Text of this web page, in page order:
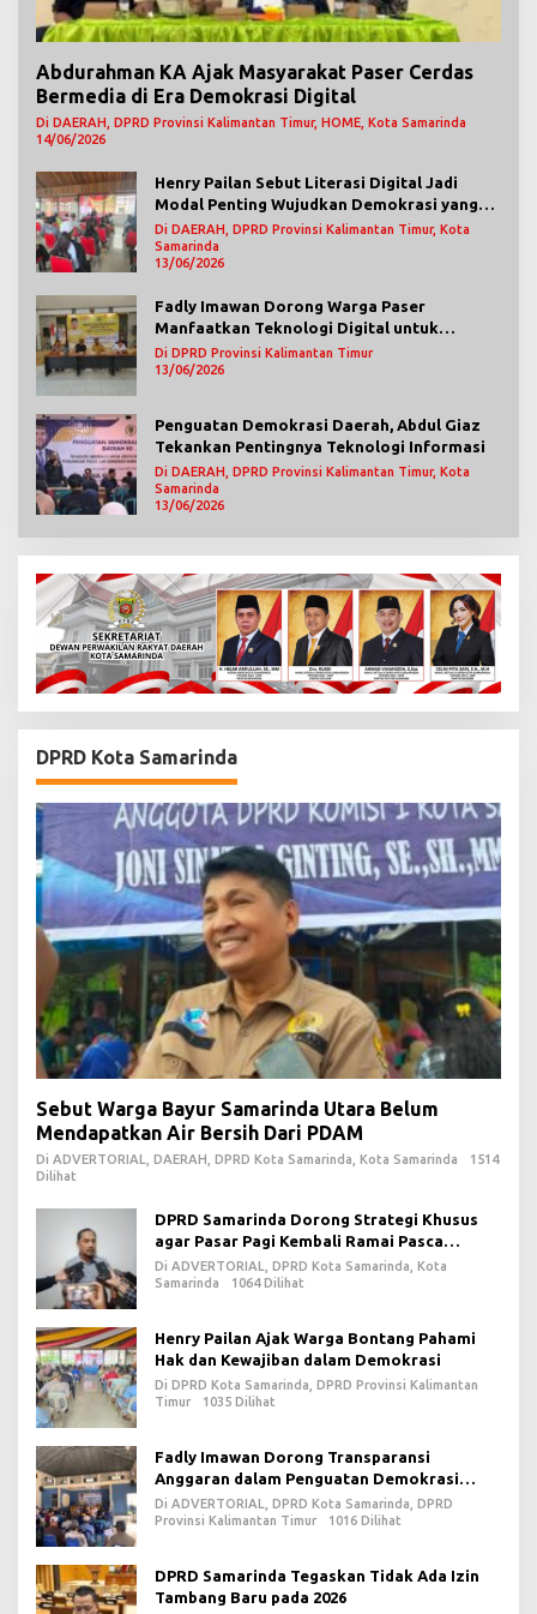
Abdurahman KA Ajak Masyarakat Paser Cerdas
Bermedia di Era Demokrasi Digital
Di DAERAH, DPRD Provinsi Kalimantan Timur, HOME, Kota Samarinda
14/06/2026
Henry Pailan Sebut Literasi Digital Jadi
Modal Penting Wujudkan Demokrasi yang
Lebih Terbuka
Di DAERAH, DPRD Provinsi Kalimantan Timur, Kota
Samarinda
13/06/2026
Fadly Imawan Dorong Warga Paser
Manfaatkan Teknologi Digital untuk
Mengawasi Jalannya Pemerintahan
Di DPRD Provinsi Kalimantan Timur
13/06/2026
Penguatan Demokrasi Daerah, Abdul Giaz
Tekankan Pentingnya Teknologi Informasi
Di DAERAH, DPRD Provinsi Kalimantan Timur, Kota
Samarinda
13/06/2026
DPRD Kota Samarinda
Sebut Warga Bayur Samarinda Utara Belum
Mendapatkan Air Bersih Dari PDAM
Di ADVERTORIAL, DAERAH, DPRD Kota Samarinda, Kota Samarinda
1514
Dilihat
DPRD Samarinda Dorong Strategi Khusus
agar Pasar Pagi Kembali Ramai Pasca
Revitalisasi
Di ADVERTORIAL, DPRD Kota Samarinda, Kota
Samarinda
1064 Dilihat
Henry Pailan Ajak Warga Bontang Pahami
Hak dan Kewajiban dalam Demokrasi
Di DPRD Kota Samarinda, DPRD Provinsi Kalimantan
Timur
1035 Dilihat
Fadly Imawan Dorong Transparansi
Anggaran dalam Penguatan Demokrasi
Daerah di PPU
Di ADVERTORIAL, DPRD Kota Samarinda, DPRD
Provinsi Kalimantan Timur
1016 Dilihat
DPRD Samarinda Tegaskan Tidak Ada Izin
Tambang Baru pada 2026